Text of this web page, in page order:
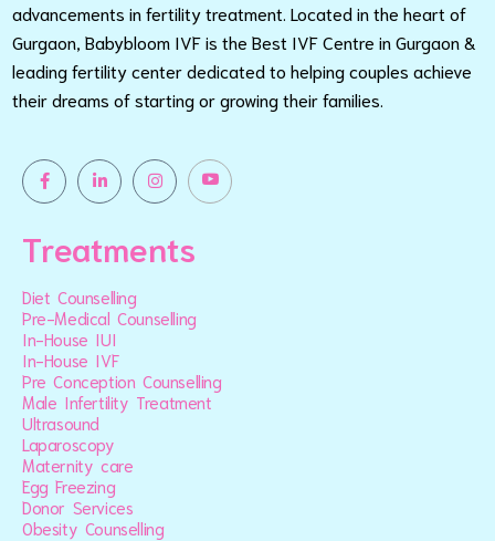
advancements in fertility treatment. Located in the heart of
Gurgaon, Babybloom IVF is the Best IVF Centre in Gurgaon &
leading fertility center dedicated to helping couples achieve
their dreams of starting or growing their families.
Treatments
Diet Counselling
Pre-Medical Counselling
In-House IUI
In-House IVF
Pre Conception Counselling
Male Infertility Treatment
Ultrasound
Laparoscopy
Maternity care
Egg Freezing
Donor Services
Obesity Counselling